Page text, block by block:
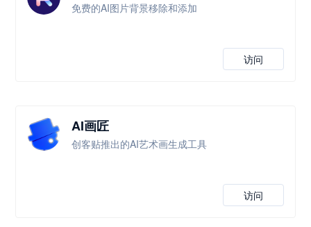
免费的AI图片背景移除和添加
访问
AI画匠
创客贴推出的AI艺术画生成工具
访问